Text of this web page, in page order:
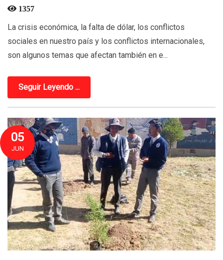
1357
La crisis económica, la falta de dólar, los conflictos
sociales en nuestro país y los conflictos internacionales,
son algunos temas que afectan también en e...
Seguir Leyendo ...
05
JUN